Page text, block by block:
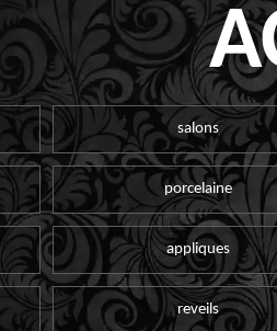
salons
porcelaine
appliques
reveils